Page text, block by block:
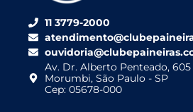
11 3779-2000
Av. Dr. Alberto Penteado, 605
Morumbi, São Paulo - SP
Cep: 05678-000